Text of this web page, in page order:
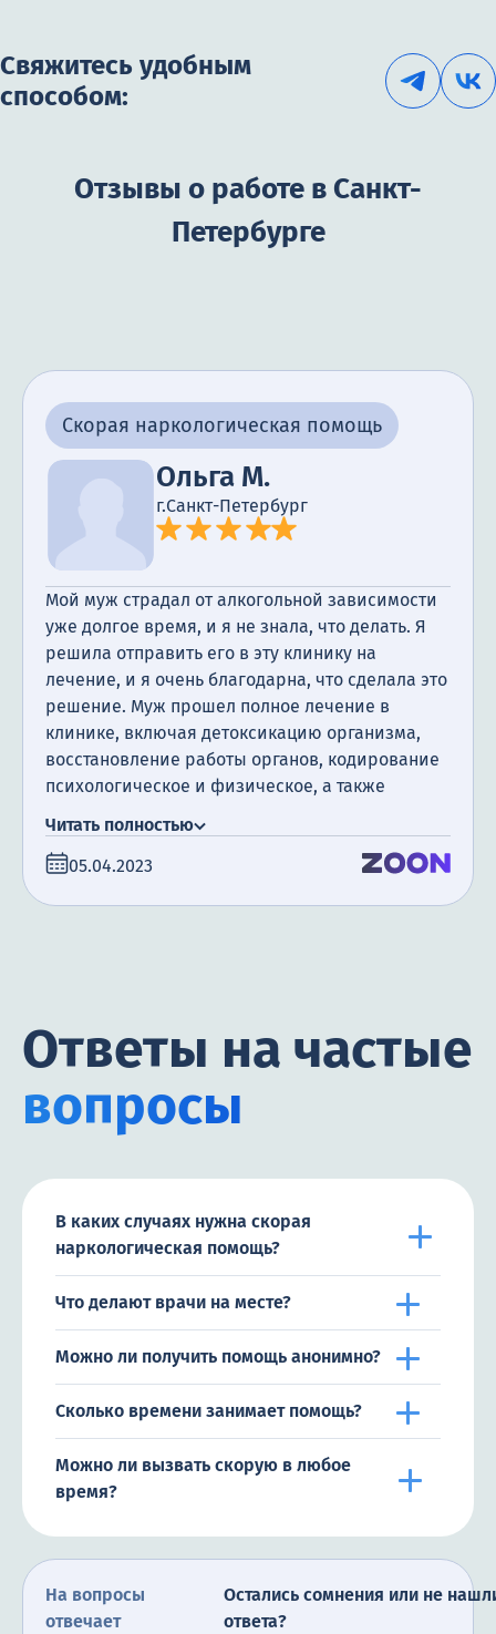
Свяжитесь удобным
способом:
Отзывы о работе в Санкт-
Петербурге
Скорая наркологическая помощь
Ольга М.
г.Санкт-Петербург
Мой муж страдал от алкогольной зависимости
уже долгое время, и я не знала, что делать. Я
решила отправить его в эту клинику на
лечение, и я очень благодарна, что сделала это
решение. Муж прошел полное лечение в
клинике, включая детоксикацию организма,
восстановление работы органов, кодирование
психологическое и физическое, а также
благодарна за поддержку, которую мы
получили. Сегодня прошло уже полгода с того
Читать полностью
05.04.2023
Ответы на частые
вопросы
В каких случаях нужна скорая
наркологическая помощь?
Что делают врачи на месте?
Можно ли получить помощь анонимно?
Сколько времени занимает помощь?
Можно ли вызвать скорую в любое
время?
На вопросы
отвечает
Остались сомнения или не
ответа?